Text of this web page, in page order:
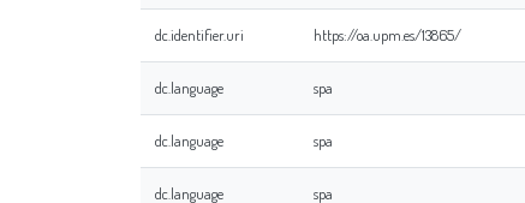
dc.identifier.uri https://oa.upm.es/13865/
dc.language spa
dc.language spa
dc.language spa